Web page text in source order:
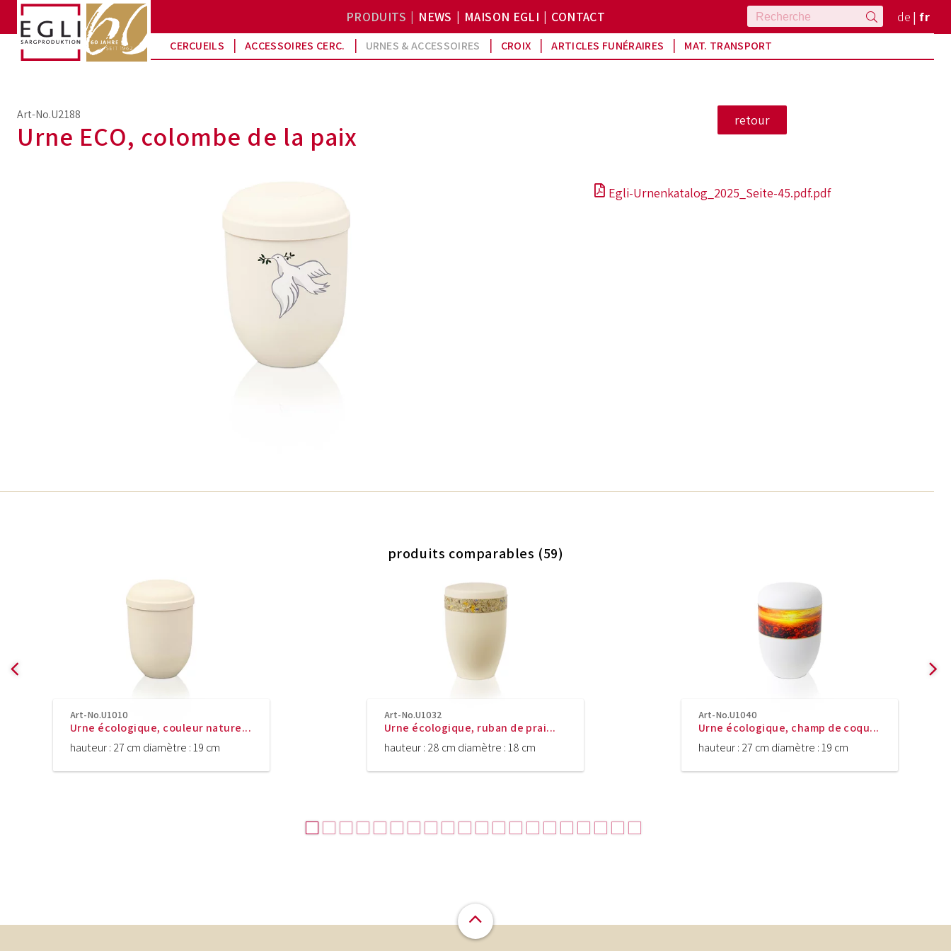
PRODUITS
CERCUEILS ACCESSOIRES CERC. URNES & ACCESSOIRES CROIX ARTICLES FUNÉRAIRES MAT. TRANSPORT
NEWS MAISON EGLI CONTACT de fr
Art-No.U2188
Urne ECO, colombe de la paix
Egli-Urnenkatalog_2025_Seite-45.pdf.pdf
produits comparables (59)
Art-No.U1010
Urne écologique, couleur nature...
hauteur : 27 cm diamètre : 19 cm
Art-No.U1032
Urne écologique, ruban de prai...
hauteur : 28 cm diamètre : 18 cm
Art-No.U1040
Urne écologique, champ de coqu...
hauteur : 27 cm diamètre : 19 cm